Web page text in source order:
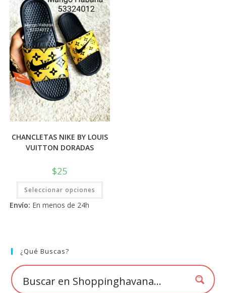
CHANCLETAS NIKE BY LOUIS
VUITTON DORADAS
$25
Seleccionar opciones
Este
tiene
de
producto
Envío: En menos de 24h
¿Qué Buscas?